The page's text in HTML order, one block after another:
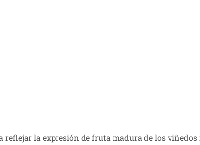
la expresión de fruta madura de los viñedos